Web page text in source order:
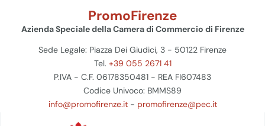
PromoFirenze
Azienda Speciale della Camera di Commercio di Firenze
Sede Legale: Piazza Dei Giudici, 3 - 50122 Firenze
Tel. +39 055 2671 41
P.IVA - C.F. 06178350481 - REA FI607483
Codice Univoco: BMMS89
info@promofirenze.it- promofirenze@pec.it